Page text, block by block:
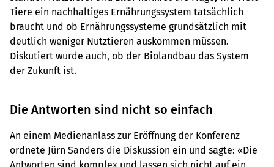
Tiere ein nachhaltiges Ernährungssystem tatsächlich
braucht und ob Ernährungssysteme grundsätzlich mit
deutlich weniger Nutztieren auskommen müssen.
Diskutiert wurde auch, ob der Biolandbau das System
der Zukunft ist.
Die Antworten sind nicht so einfach
An einem Medienanlass zur Eröffnung der Konferenz
ordnete Jürn Sanders die Diskussion ein und sagte: «Die